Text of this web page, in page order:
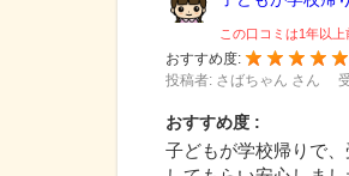
この口コミは1年以
おすすめ度:
投稿者: さばちゃん さん
おすすめ度 :
子どもが学校帰りで